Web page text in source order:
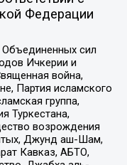
Федерации
сил
Ичкерии и
война,
Партия исламского
группа,
Туркестана,
возрождения
Джунд аш-Шам,
Кавказ, АБТО,